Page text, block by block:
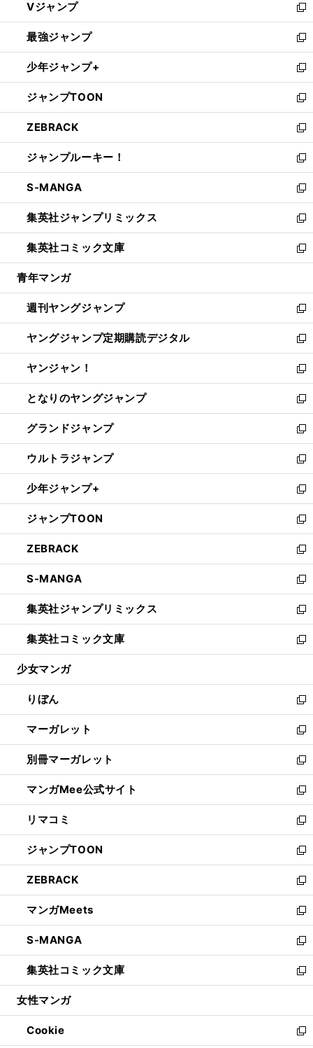
ィ
ン
ド
ウ
で
開
く
い
ウ
ィ
ン
ド
ウ
で
開
く
Vジャンプ
新
し
い
ウ
ィ
ン
ド
ウ
で
開
く
最強ジャンプ
新
し
い
ウ
ィ
ン
ド
ウ
で
開
く
少年ジャンプ+
新
し
い
ウ
ィ
ン
ド
ウ
で
開
く
ジャンプTOON
新
し
い
ウ
ィ
ン
ド
ウ
で
開
く
ZEBRACK
新
し
い
ウ
ィ
ン
ド
ウ
で
開
ジャンプルーキー！
新
し
い
ウ
ィ
ン
ド
ウ
開
く
S-MANGA
新
し
い
ウ
ィ
ン
ウ
で
開
く
集英社ジャンプリミックス
新
し
い
ウ
ン
ド
ウ
で
開
く
集英社コミック文庫
新
し
ウ
ィ
ン
ド
ウ
で
開
く
青年マンガ
週刊ヤングジャンプ
新
し
い
ウ
ィ
ン
ド
ウ
で
開
く
ヤングジャンプ定期購読デジタル
新
し
い
ウ
ィ
ン
ド
ウ
で
開
く
ヤンジャン！
新
し
い
ウ
ィ
ン
ド
ウ
で
開
く
となりのヤングジャンプ
新
し
い
ウ
ィ
ン
ド
ウ
で
開
く
グランドジャンプ
新
し
い
ウ
ィ
ン
ド
ウ
で
開
く
ウルトラジャンプ
新
し
い
ウ
ィ
ン
ド
ウ
で
開
く
少年ジャンプ+
新
し
い
ウ
ィ
ン
ド
ウ
で
開
く
ジャンプTOON
新
し
い
ウ
ィ
ン
ド
ウ
で
開
ZEBRACK
新
し
い
ウ
ィ
ン
ド
ウ
開
く
S-MANGA
新
し
い
ウ
ィ
ン
ウ
で
開
く
集英社ジャンプリミックス
新
し
い
ウ
ン
ド
ウ
で
開
く
集英社コミック文庫
新
し
ウ
ィ
ン
ド
ウ
で
開
く
少女マンガ
りぼん
新
し
い
ウ
ィ
ン
ド
ウ
で
開
く
マーガレット
新
し
い
ウ
ィ
ン
ド
ウ
で
開
く
別冊マーガレット
新
し
い
ウ
ィ
ン
ド
ウ
で
開
く
マンガMee公式サイト
新
し
い
ウ
ィ
ン
ド
ウ
で
開
く
リマコミ
新
し
い
ウ
ィ
ン
ド
ウ
で
開
く
ジャンプTOON
新
し
い
ウ
ィ
ン
ド
ウ
で
開
ZEBRACK
新
し
い
ウ
ィ
ン
ド
ウ
開
く
マンガMeets
新
し
い
ウ
ィ
ン
ウ
で
開
S-MANGA
新
し
い
ウ
ン
ド
集英社コミック文庫
新
し
ウ
ィ
女性マンガ
Cookie
新